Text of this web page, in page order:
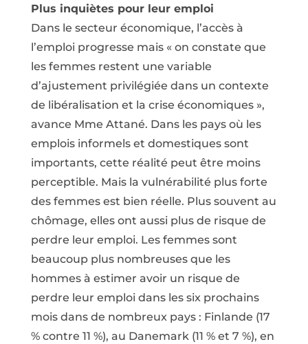
Plus inquiètes pour leur emploi
Dans le secteur économique, l’accès à
l’emploi progresse mais « on constate que
les femmes restent une variable
d’ajustement privilégiée dans un contexte
de libéralisation et la crise économiques »,
avance Mme Attané. Dans les pays où les
emplois informels et domestiques sont
importants, cette réalité peut être moins
perceptible. Mais la vulnérabilité plus forte
des femmes est bien réelle. Plus souvent au
chômage, elles ont aussi plus de risque de
perdre leur emploi. Les femmes sont
beaucoup plus nombreuses que les
hommes à estimer avoir un risque de
perdre leur emploi dans les six prochains
mois dans de nombreux pays : Finlande (17
% contre 11 %), au Danemark (11 % et 7 %), en